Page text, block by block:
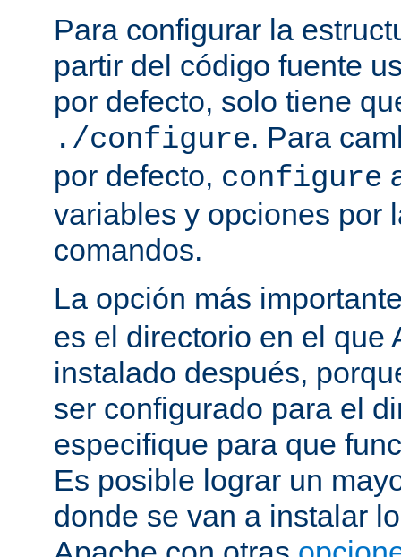
Para configurar la
partir del código fuente
por defecto, solo tiene
./configure. Para
por defecto, configure
variables y opciones por
comandos.
La opción más
es el directorio en el que
instalado después,
ser configurado para el
especifique para que
Es posible lograr un
donde se van a instalar